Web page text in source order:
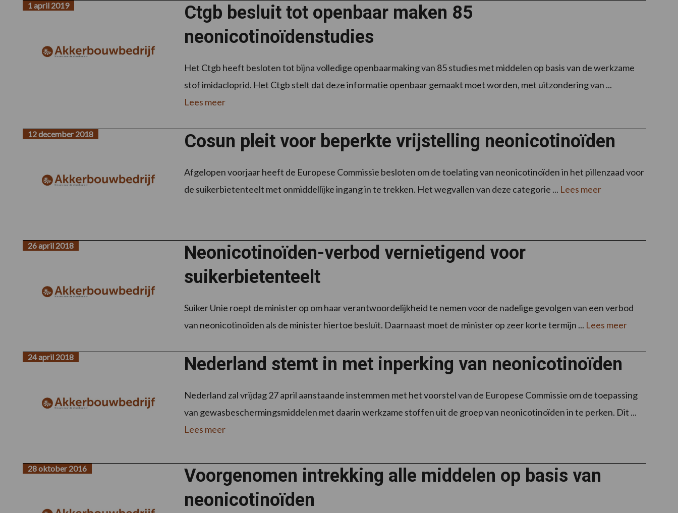
Ctgb besluit tot openbaar maken 85
neonicotinoïdenstudies
1 april 2019
Het Ctgb heeft besloten tot bijna volledige openbaarmaking van 85 studies met middelen op basis van de werkzame
stof imidacloprid. Het Ctgb stelt dat deze informatie openbaar gemaakt moet worden, met uitzondering van ...
Lees meer
Cosun pleit voor beperkte vrijstelling neonicotinoïden
12 december 2018
Afgelopen voorjaar heeft de Europese Commissie besloten om de toelating van neonicotinoïden in het pillenzaad voor
de suikerbietenteelt met onmiddellijke ingang in te trekken. Het wegvallen van deze categorie ... Lees meer
Neonicotinoïden-verbod vernietigend voor
suikerbietenteelt
26 april 2018
Suiker Unie roept de minister op om haar verantwoordelijkheid te nemen voor de nadelige gevolgen van een verbod
van neonicotinoïden als de minister hiertoe besluit. Daarnaast moet de minister op zeer korte termijn ... Lees meer
Nederland stemt in met inperking van neonicotinoïden
24 april 2018
Nederland zal vrijdag 27 april aanstaande instemmen met het voorstel van de Europese Commissie om de toepassing
van gewasbeschermingsmiddelen met daarin werkzame stoffen uit de groep van neonicotinoïden in te perken. Dit ...
Lees meer
Voorgenomen intrekking alle middelen op basis van
neonicotinoïden
28 oktober 2016